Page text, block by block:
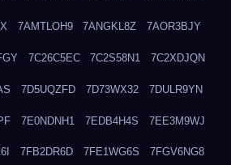
7AMTLOH9 7ANGKL8Z 7AOR3BJY
7C26C5EC 7C2S58N1 7C2XDJQN
7D5UQZFD 7D73WX32 7DULR9YN
7E0NDNH1 7EDB4H4S 7EE3M9WJ
7FB2DR6D 7FE1WG6S 7FGV6NG8